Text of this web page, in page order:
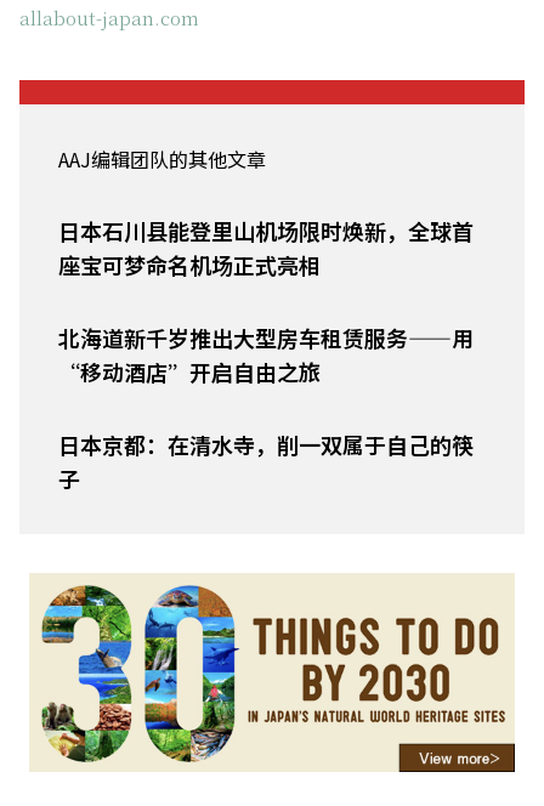
allabout-japan.com
AAJ编辑团队的其他文章
日本石川县能登里山机场限时焕新，全球首
座宝可梦命名机场正式亮相
北海道新千岁推出大型房车租赁服务——用
“移动酒店”开启自由之旅
日本京都：在清水寺，削一双属于自己的筷
子